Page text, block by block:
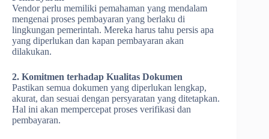
Vendor perlu memiliki pemahaman yang mendalam
mengenai proses pembayaran yang berlaku di
lingkungan pemerintah. Mereka harus tahu persis apa
yang diperlukan dan kapan pembayaran akan
dilakukan.
2. Komitmen terhadap Kualitas Dokumen
Pastikan semua dokumen yang diperlukan lengkap,
akurat, dan sesuai dengan persyaratan yang ditetapkan.
Hal ini akan mempercepat proses verifikasi dan
pembayaran.